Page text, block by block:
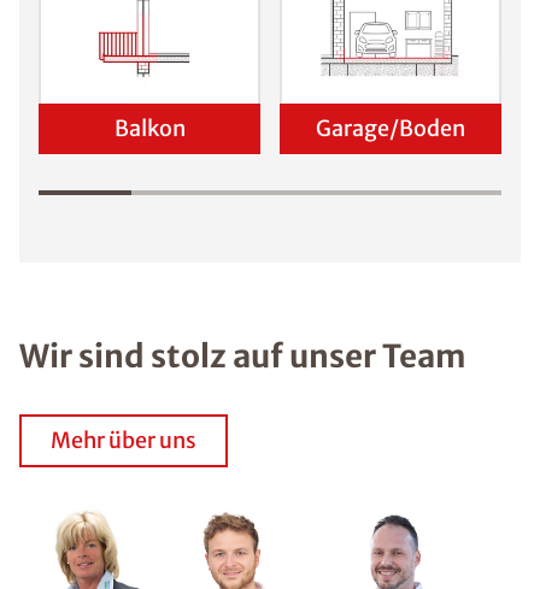
Balkon Garage/Boden
Wir sind stolz auf unser Team
Mehr über uns